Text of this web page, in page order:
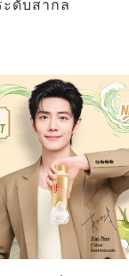
ะดับสากล